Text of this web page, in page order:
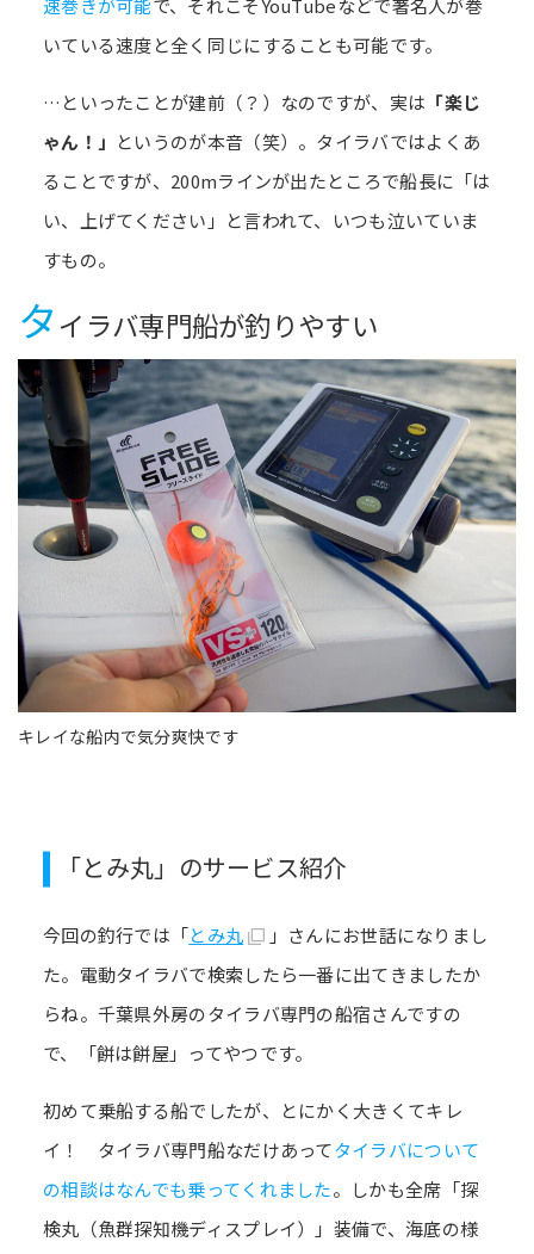
速巻きが可能で、それこそYouTubeなどで著名人が巻
いている速度と全く同じにすることも可能です。
…といったことが建前（？）なのですが、実は 「楽じ
ゃん！」 というのが本音（笑）。タイラバではよくあ
ることですが、200mラインが出たところで船長に「は
い、上げてください」と言われて、いつも泣いていま
すもの。
タイラバ専門船が釣りやすい
キレイな船内で気分爽快です
「とみ丸」のサービス紹介
今回の釣行では「とみ丸
」さんにお世話になりまし
た。電動タイラバで検索したら一番に出てきましたか
らね。千葉県外房のタイラバ専門の船宿さんですの
で、「餅は餅屋」ってやつです。
初めて乗船する船でしたが、とにかく大きくてキレ
イ！ タイラバ専門船なだけあってタイラバについて
の相談はなんでも乗ってくれました。しかも全席「探
検丸（魚群探知機ディスプレイ）」装備で、海底の様